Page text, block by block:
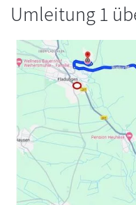
Umleitung 1